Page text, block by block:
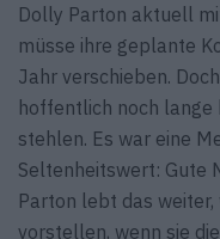
Dolly Parton aktuell
müsse ihre geplante
Jahr verschieben.
hoffentlich noch
stehlen. Es war eine
Seltenheitswert: Gute
Parton lebt das
vorstellen, wenn sie